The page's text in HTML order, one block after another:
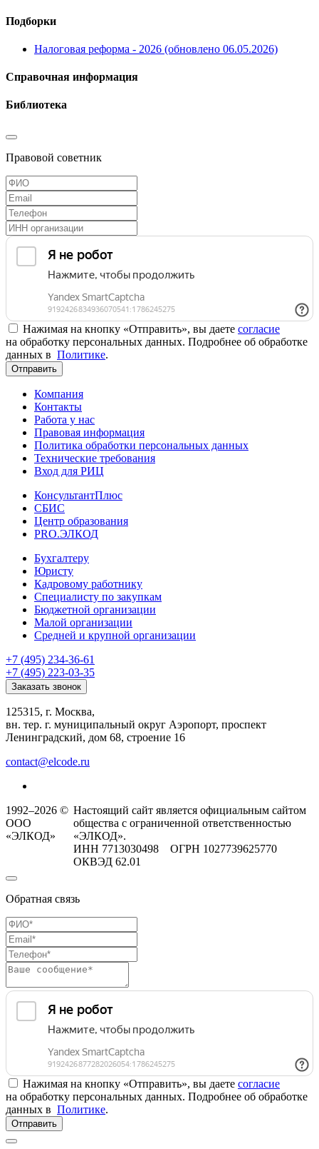
Подборки
Налоговая реформа - 2026 (обновлено 06.05.2026)
Справочная информация
Библиотека
Правовой советник
Нажимая на кнопку «Отправить», вы даете согласие
на обработку персональных данных. Подробнее об обработке
данных в Политике.
Отправить
Компания
Контакты
Работа у нас
Правовая информация
Политика обработки персональных данных
Технические требования
Вход для РИЦ
КонсультантПлюс
СБИС
Центр образования
PRO.ЭЛКОД
Бухгалтеру
Юристу
Кадровому работнику
Специалисту по закупкам
Бюджетной организации
Малой организации
Средней и крупной организации
+7 (495) 234-36-61
+7 (495) 223-03-35
Заказать звонок
125315, г. Москва,
вн. тер. г. муниципальный округ Аэропорт, проспект
Ленинградский, дом 68, строение 16
contact@elcode.ru
1992–2026 ©
ООО
«ЭЛКОД»
Настоящий сайт является официальным сайтом
общества с ограниченной ответственностью
«ЭЛКОД».
ИНН 7713030498 ОГРН 1027739625770
ОКВЭД 62.01
Обратная связь
Нажимая на кнопку «Отправить», вы даете согласие
на обработку персональных данных. Подробнее об обработке
данных в Политике.
Отправить